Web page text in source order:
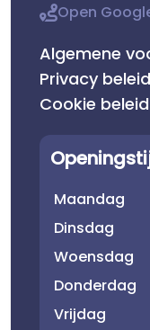
Open
Algemene
Privacy beleid
Cookie beleid
Maandag
Dinsdag
Woensdag
Donderdag
Vrijdag